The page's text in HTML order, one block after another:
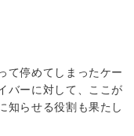
て停めてしまったケー
バーに対して、ここが
知らせる役割も果たし